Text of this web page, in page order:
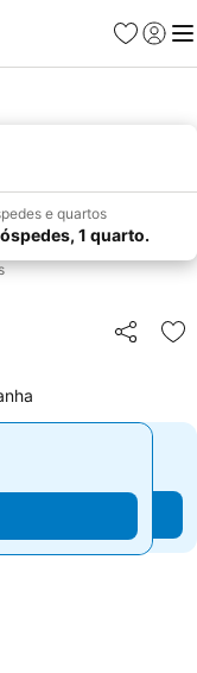
Favoritos
Iniciar
e quartos
1 quarto.
Partilhar